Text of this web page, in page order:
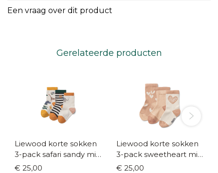
Een vraag over dit product
Gerelateerde producten
Liewood korte sokken
3-pack safari sandy mix
(maat 19/22 - 33/36)
€ 25,00
Liewood korte sokken
3-pack sweetheart mix
(maat 19/22 - 33/36)
€ 25,00